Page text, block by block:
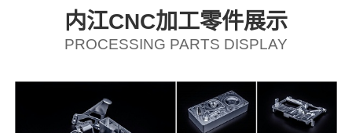
内江CNC加工零件展示
PROCESSING PARTS DISPLAY